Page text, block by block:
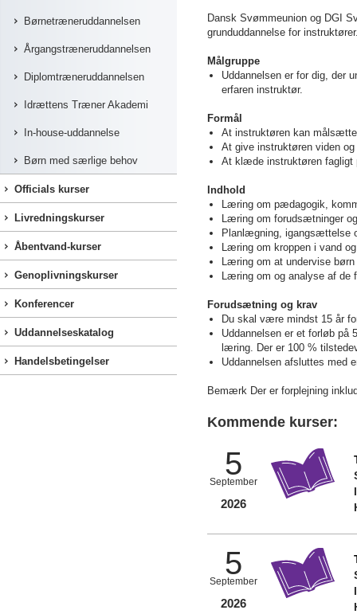
Børnetræneruddannelsen
Årgangstræneruddannelsen
Diplomtræneruddannelsen
Idrættens Træner Akademi
In-house-uddannelse
Børn med særlige behov
Officials kurser
Livredningskurser
Åbentvand-kurser
Genoplivningskurser
Konferencer
Uddannelseskatalog
Handelsbetingelser
Dansk Svømmeunion og DGI
grunduddannelse for
Målgruppe
Uddannelsen er for dig, der
erfaren instruktør.
Formål
At instruktøren kan
At give instruktøren viden
At klæde instruktøren fagligt
Indhold
Læring om pædagogik,
Læring om forudsætninger
Planlægning, igangsættelse
Læring om kroppen i vand
Læring om at undervise
Læring om og analyse af de
Forudsætning og krav
Du skal være mindst 15 år
Uddannelsen er et forløb på
læring. Der er 100 %
Uddannelsen afsluttes med
Bemærk Der er forplejning
Kommende kurser:
5
September
2026
5
September
2026